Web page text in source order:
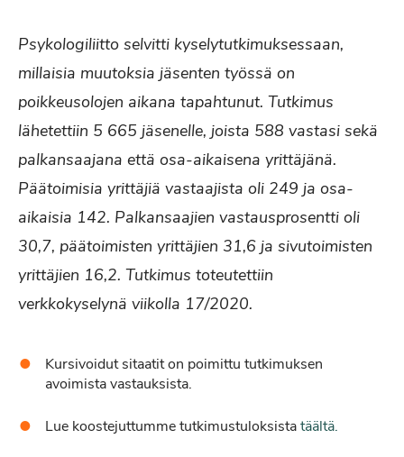
Psykologiliitto selvitti kyselytutkimuksessaan,
millaisia muutoksia jäsenten työssä on
poikkeusolojen aikana tapahtunut. Tutkimus
lähetettiin 5 665 jäsenelle, joista 588 vastasi sekä
palkansaajana että osa-aikaisena yrittäjänä.
Päätoimisia yrittäjiä vastaajista oli 249 ja osa-
aikaisia 142. Palkansaajien vastausprosentti oli
30,7, päätoimisten yrittäjien 31,6 ja sivutoimisten
yrittäjien 16,2. Tutkimus toteutettiin
verkkokyselynä viikolla 17/2020.
Kursivoidut sitaatit on poimittu tutkimuksen
avoimista vastauksista.
Lue koostejuttumme tutkimustuloksistatäältä.